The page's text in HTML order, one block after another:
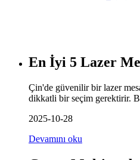
En İyi 5 Lazer
Çin'de güvenilir bir lazer
dikkatli bir seçim gerektirir.
2025-10-28
Devamını oku